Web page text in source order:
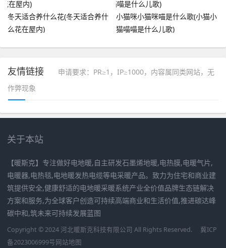
冬天适合养什么花(冬天适合养什
么花在屋内)
小猫咪小猫咪喵是什么歌(小猫小
猫喵喵是什么儿歌)
友情链接
申请要求：PR≥1，IP≥1000，内容属同类网站，无
作弊现象
关于本站
【暖斯克】专注做好电地暖,自主研发石墨烯地暖,电热膜,电暖气片,
电暖器,电热毯,电地暖发热电缆等电采暖产品。致力为住宅和商业建
筑提供安全,健康舒适的电地暖采暖系统产业全价值品牌生态链解决
方案和服务,为全球客户创造可持续高端商业和生活价值,推进碳达峰
碳中和,筑未来可持续发展蓝图
Copyright © 2024 河北暖斯克科技有限公司 All Rights Reserved.
冀ICP
备2023006999号网站地图